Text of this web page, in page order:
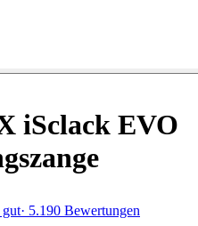
iSclack EVO
gut· 5.190 Bewertungen